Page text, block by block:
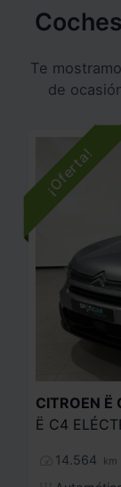
Te
de
CITROEN Ë
14.564 km